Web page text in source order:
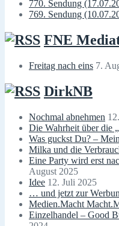
770. Sendung
769. Sendung
FNE
Freitag nach eins 7.
DirkNB
Nochmal abnehmen
Die Wahrheit über die
Was guckst Du? –
Milka und die
Eine Party wird erst
August 2025
Idee 12. Juli 2025
… und jetzt zur
Medien.Macht
Einzelhandel – Good